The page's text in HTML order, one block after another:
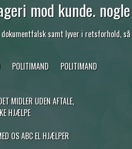
mod kunde. nogle
dokumentfalsk samt lyver i retsforhold, så
POLITIMAND
POLITIMAND
MIDLER UDEN AFTALE,
HJÆLPE
OS ABC EL HJÆLPER